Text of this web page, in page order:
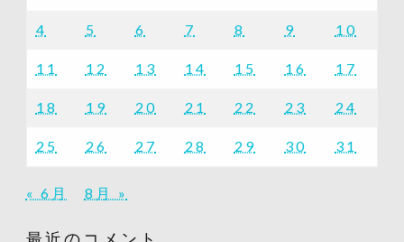
4 5 6 7 8 9 10
11 12 13 14 15 16 17
18 19 20 21 22 23 24
25 26 27 28 29 30 31
« 6月 8月 »